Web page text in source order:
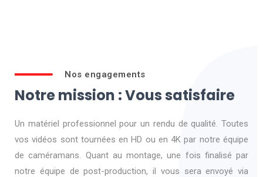
Nos engagements
Notre mission : Vous satisfaire
Un matériel professionnel pour un rendu de qualité. Toutes
vos vidéos sont tournées en HD ou en 4K par notre équipe
de caméramans. Quant au montage, une fois finalisé par
notre équipe de post-production, il vous sera envoyé via